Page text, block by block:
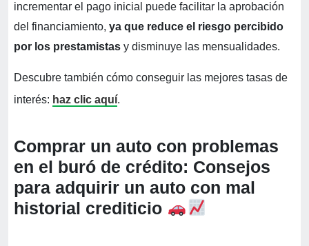
incrementar el pago inicial puede facilitar la aprobación
del financiamiento, ya que reduce el riesgo percibido
por los prestamistas y disminuye las mensualidades.
Descubre también cómo conseguir las mejores tasas de
interés: haz clic aquí.
Comprar un auto con problemas
en el buró de crédito: Consejos
para adquirir un auto con mal
historial crediticio